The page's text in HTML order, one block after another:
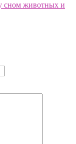
сном животных и